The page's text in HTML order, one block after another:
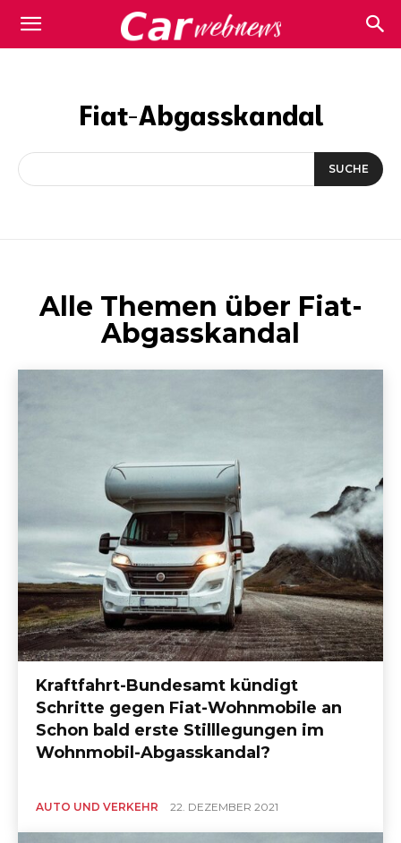
Carwebnews.com
Fiat-Abgasskandal
SUCHE
Alle Themen über Fiat-
Abgasskandal
Kraftfahrt-Bundesamt kündigt
Schritte gegen Fiat-Wohnmobile an
Schon bald erste Stilllegungen im
Wohnmobil-Abgasskandal?
AUTO UND VERKEHR 22. DEZEMBER 2021